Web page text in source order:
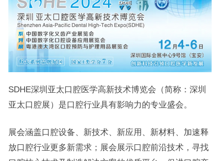
SDHE深圳亚太口腔医学高新技术博览会（简称：深圳
亚太口腔展）是口腔行业具有影响力的专业盛会。
展会涵盖口腔设备、新技术、新应用、新材料、加速释
放口腔行业更多新需求；展会展示口腔前沿技术，寻找